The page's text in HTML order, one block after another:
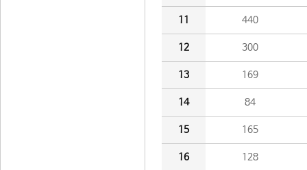
11 440
12 300
13 169
14 84
15 165
16 128